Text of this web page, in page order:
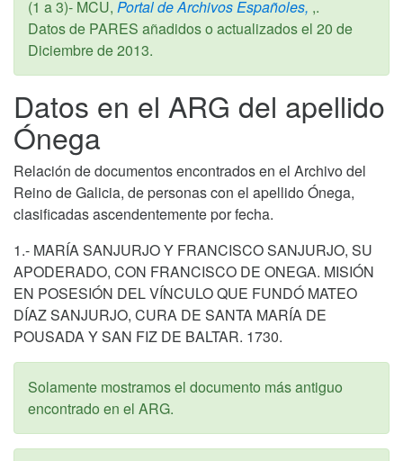
(1 a 3)- MCU, Portal de Archivos Españoles, ,.
Datos de PARES añadidos o actualizados el 20 de
Diciembre de 2013.
Datos en el ARG del apellido
Ónega
Relación de documentos encontrados en el Archivo del
Reino de Galicia, de personas con el apellido Ónega,
clasificadas ascendentemente por fecha.
1.- MARÍA SANJURJO Y FRANCISCO SANJURJO, SU
APODERADO, CON FRANCISCO DE ONEGA. MISIÓN
EN POSESIÓN DEL VÍNCULO QUE FUNDÓ MATEO
DÍAZ SANJURJO, CURA DE SANTA MARÍA DE
POUSADA Y SAN FIZ DE BALTAR. 1730.
Solamente mostramos el documento más antiguo
encontrado en el ARG.